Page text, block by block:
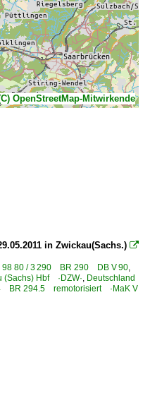
OpenStreetMap-Mitwirkende
in Zwickau(Sachs.) 
98 80 / 3 290 BR 290 DB V 90,
(Sachs) Hbf ·DZW·, Deutschland
BR 294.5 remotorisiert ·MaK V